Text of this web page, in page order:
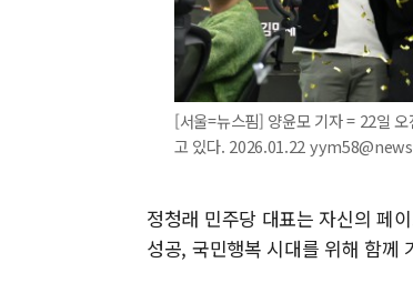
[서울=뉴스핌] 양윤모 기자 = 22일
고 있다. 2026.01.22
정청래 민주당 대표는 자신의 페
성공, 국민행복 시대를 위해 함께